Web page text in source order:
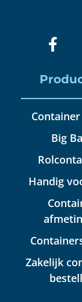
Big
Handig
Zakelijk